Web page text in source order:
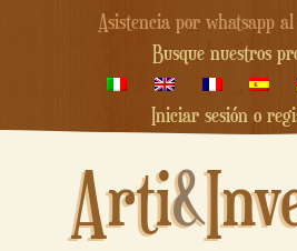
Asistencia por whatsapp al
Busque nuestros
Iniciar sesión o
Arti&